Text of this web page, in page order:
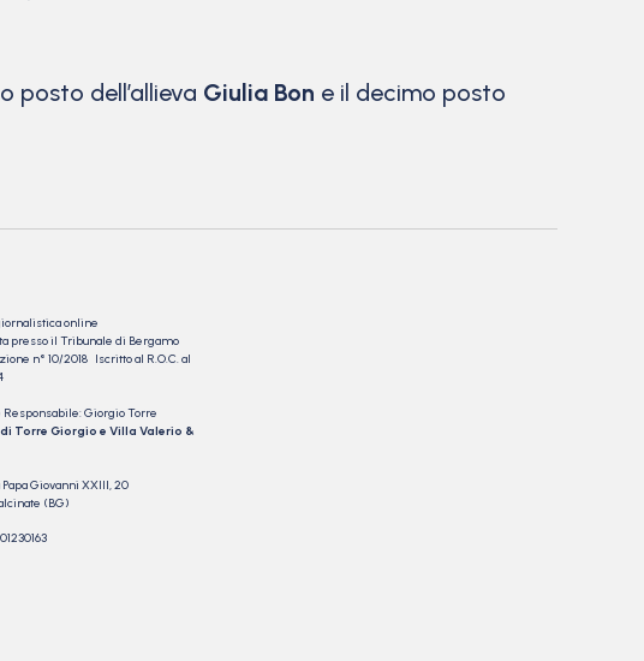
posto dell’allieva Giulia Bon e il decimo posto
online
presso il Tribunale di Bergamo
n° 10/2018 Iscritto al R.O.C. al
Responsabile: Giorgio Torre
di Torre Giorgio e Villa Valerio &
Papa Giovanni XXIII, 20
(BG)